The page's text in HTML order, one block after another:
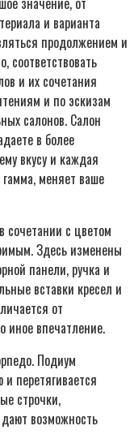
и варианта
продолжением и
соответствовать
и их сочетания
и по эскизам
салонов. Салон
в более
вкусу и каждая
меняет ваше
сочетании с цветом
Здесь изменены
панели, ручка и
вставки кресел и
от
иное впечатление.
Подиум
перетягивается
строчки,
возможность